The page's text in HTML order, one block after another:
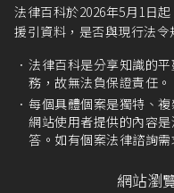
法律百科於2026年5月1日
援引資料，是否與現行法令
法律百科是分享知識的
務，故無法負保證責任。
每個具體個案是獨特、
網站使用者提供的內容
答。如有個案法律諮詢
網站瀏